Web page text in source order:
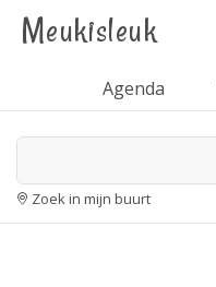
Meukisleuk
Agenda
Zoek in mijn buurt